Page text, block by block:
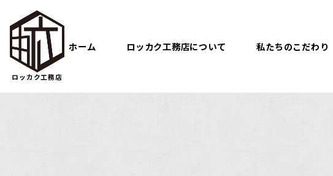
ロッカク工務店
ホーム ロッカク工務店について 私たちのこだわり